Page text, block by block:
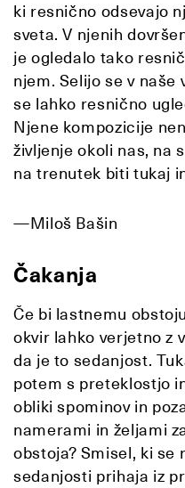
ki resnično odsevajo
sveta. V njenih
je ogledalo tako
njem. Selijo se v naše
se lahko resnično
Njene kompozicije
življenje okoli nas, na
na trenutek biti tukaj
—Miloš Bašin
Čakanja
Če bi lastnemu
okvir lahko verjetno z
da je to sedanjost.
potem s preteklostjo
obliki spominov in
namerami in željami
obstoja? Smisel, ki se
sedanjosti prihaja iz